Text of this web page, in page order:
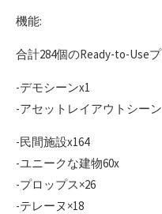
機能:
合計284個のReady-to-Useプ
-デモシーンx1
-アセットレイアウトシーン
-民間施設x164
-ユニークな建物60x
-プロップス×26
-テレーヌ×18